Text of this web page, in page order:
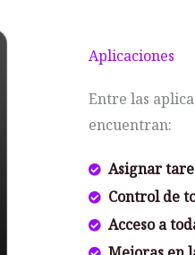
Aplicaciones
Entre las
encuentran:
Asignar
Control de
Acceso a